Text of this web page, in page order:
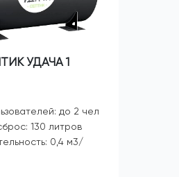
УДАЧА 1
до 2 чел
130 литров
0,4 м3/